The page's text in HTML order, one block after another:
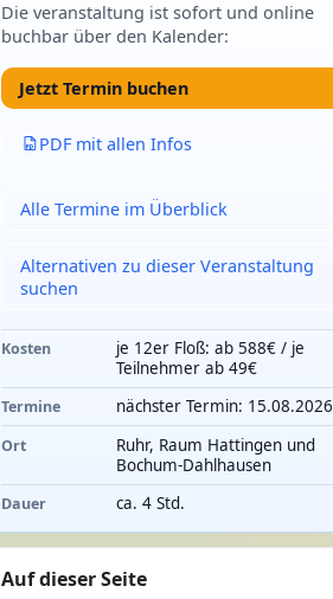
Die veranstaltung ist sofort und online
buchbar über den Kalender:
Jetzt Termin buchen
PDF mit allen Infos
Alle Termine im Überblick
Alternativen zu dieser Veranstaltung
suchen
Kosten
je 12er Floß: ab 588€ / je
Teilnehmer ab 49€
Termine nächster Termin: 15.08.2026
Ort
Ruhr, Raum Hattingen und
Bochum-Dahlhausen
Dauer ca. 4 Std.
Auf dieser Seite